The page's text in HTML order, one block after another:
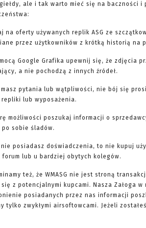
ale i tak warto mieć się na baczności i
na oferty używanych replik ASG ze
przez użytkowników z krótką historią na
Google Grafika upewnij się, że zdjęcia
a nie pochodzą z innych źródeł.
masz pytania lub wątpliwości, nie bój się
lub wyposażenia.
możliwości poszukaj informacji o
po sobie śladów.
nie posiadasz doświadczenia, to nie kupuj
forum lub u bardziej obytych kolegów.
też, że WMASG nie jest stroną
się z potencjalnymi kupcami. Nasza Załoga
posiadanych przez nas informacji
tylko zwykłymi airsoftowcami. Jeżeli